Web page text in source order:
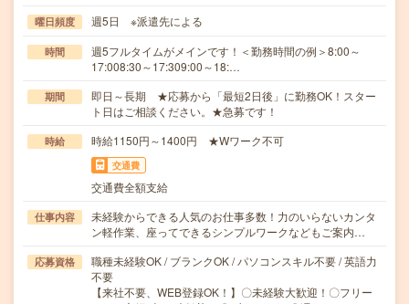
曜日頻度 週5日 ※派遣先による
時間
週5フルタイムがメインです！＜勤務時間の例＞8:00～
17:008:30～17:309:00～18:…
期間
即日～長期 ★応募から「最短2日後」に勤務OK！スター
ト日はご相談ください。★急募です！
時給 時給1150円～1400円 ★Wワーク不可
交通費
交通費全額支給
仕事内容
未経験からできる人気のお仕事多数！力のいらないカンタ
ン軽作業、座ってできるシンプルワークなどもご案内…
応募資格
職種未経験OK / ブランクOK / パソコンスキル不要 / 英語力
不要
【来社不要、WEB登録OK！】〇未経験大歓迎！〇フリー